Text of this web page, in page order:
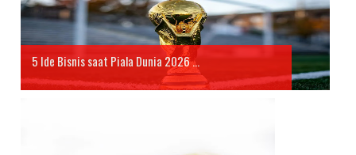
5 Ide Bisnis saat Piala Dunia 2026 ...